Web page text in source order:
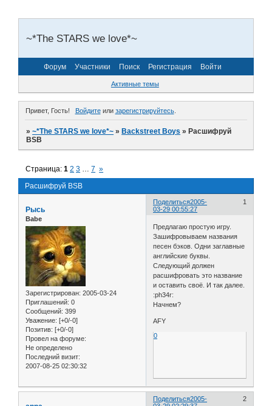
~*The STARS we love*~
Форум Участники Поиск Регистрация Войти
Активные темы
Привет, Гость! Войдитеили зарегистрируйтесь.
»~*The STARS we love*~ »Backstreet Boys »Расшифруй
BSB
Расшифруй BSB
Страница:1 2 3 … 7 »
Поделиться 1
2005-
03-29 00:55:27
Рысь
Babe
Зарегистрирован: 2005-03-24
Приглашений: 0
Сообщений: 399
Уважение: [+0/-0]
Позитив: [+0/-0]
Провел на форуме:
Не определено
Последний визит:
2007-08-25 02:30:32
Предлагаю простую игру.
Зашифровываем названия
песен бэков. Одни заглавные
английские буквы.
Следующий должен
расшифровать это название
и оставить своё. И так далее.
:ph34r:
Начнем?
AFY
0
Поделиться 2
2005-